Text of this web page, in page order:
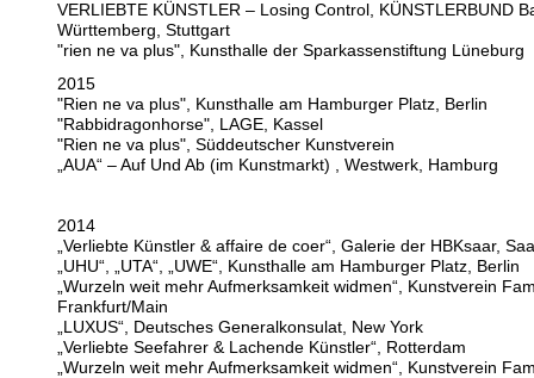
VERLIEBTE KÜNSTLER – Losing Control, KÜNSTLERBUND
Württemberg, Stuttgart
"rien ne va plus", Kunsthalle der Sparkassenstiftung Lüneburg
2015
"Rien ne va plus", Kunsthalle am Hamburger Platz, Berlin
"Rabbidragonhorse", LAGE, Kassel
"Rien ne va plus", Süddeutscher Kunstverein
„AUA“ – Auf Und Ab (im Kunstmarkt) , Westwerk, Hamburg
2014
„Verliebte Künstler & affaire de coer“, Galerie der HBKsaar,
„UHU“, „UTA“, „UWE“, Kunsthalle am Hamburger Platz, Berlin
„Wurzeln weit mehr Aufmerksamkeit widmen“, Kunstverein
Frankfurt/Main
„LUXUS“, Deutsches Generalkonsulat, New York
„Verliebte Seefahrer & Lachende Künstler“, Rotterdam
„Wurzeln weit mehr Aufmerksamkeit widmen“, Kunstverein